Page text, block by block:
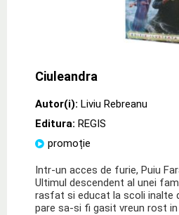
Ciuleandra
Autor(i): Liviu Rebreanu
Editura: REGIS
promoție
Intr-un acces de furie, Puiu
Ultimul descendent al unei
rasfat si educat la scoli inalte
pare sa-si fi gasit vreun rost in